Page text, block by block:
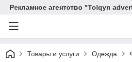
Рекламное агентство "Tolqyn
Товары и услуги Одежда